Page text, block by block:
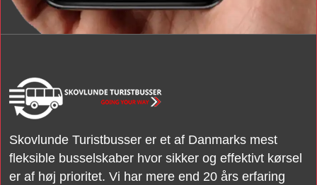
Skovlunde Turistbusser er et af Danmarks mest
fleksible busselskaber hvor sikker og effektivt kørsel
er af høj prioritet. Vi har mere end 20 års erfaring